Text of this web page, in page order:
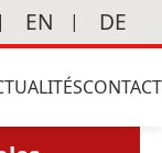
EN DE
CONTACT